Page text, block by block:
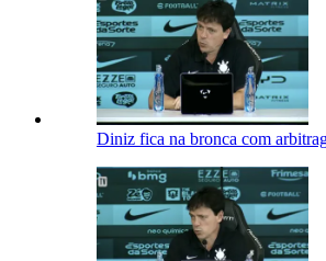
Diniz fica na bronca com